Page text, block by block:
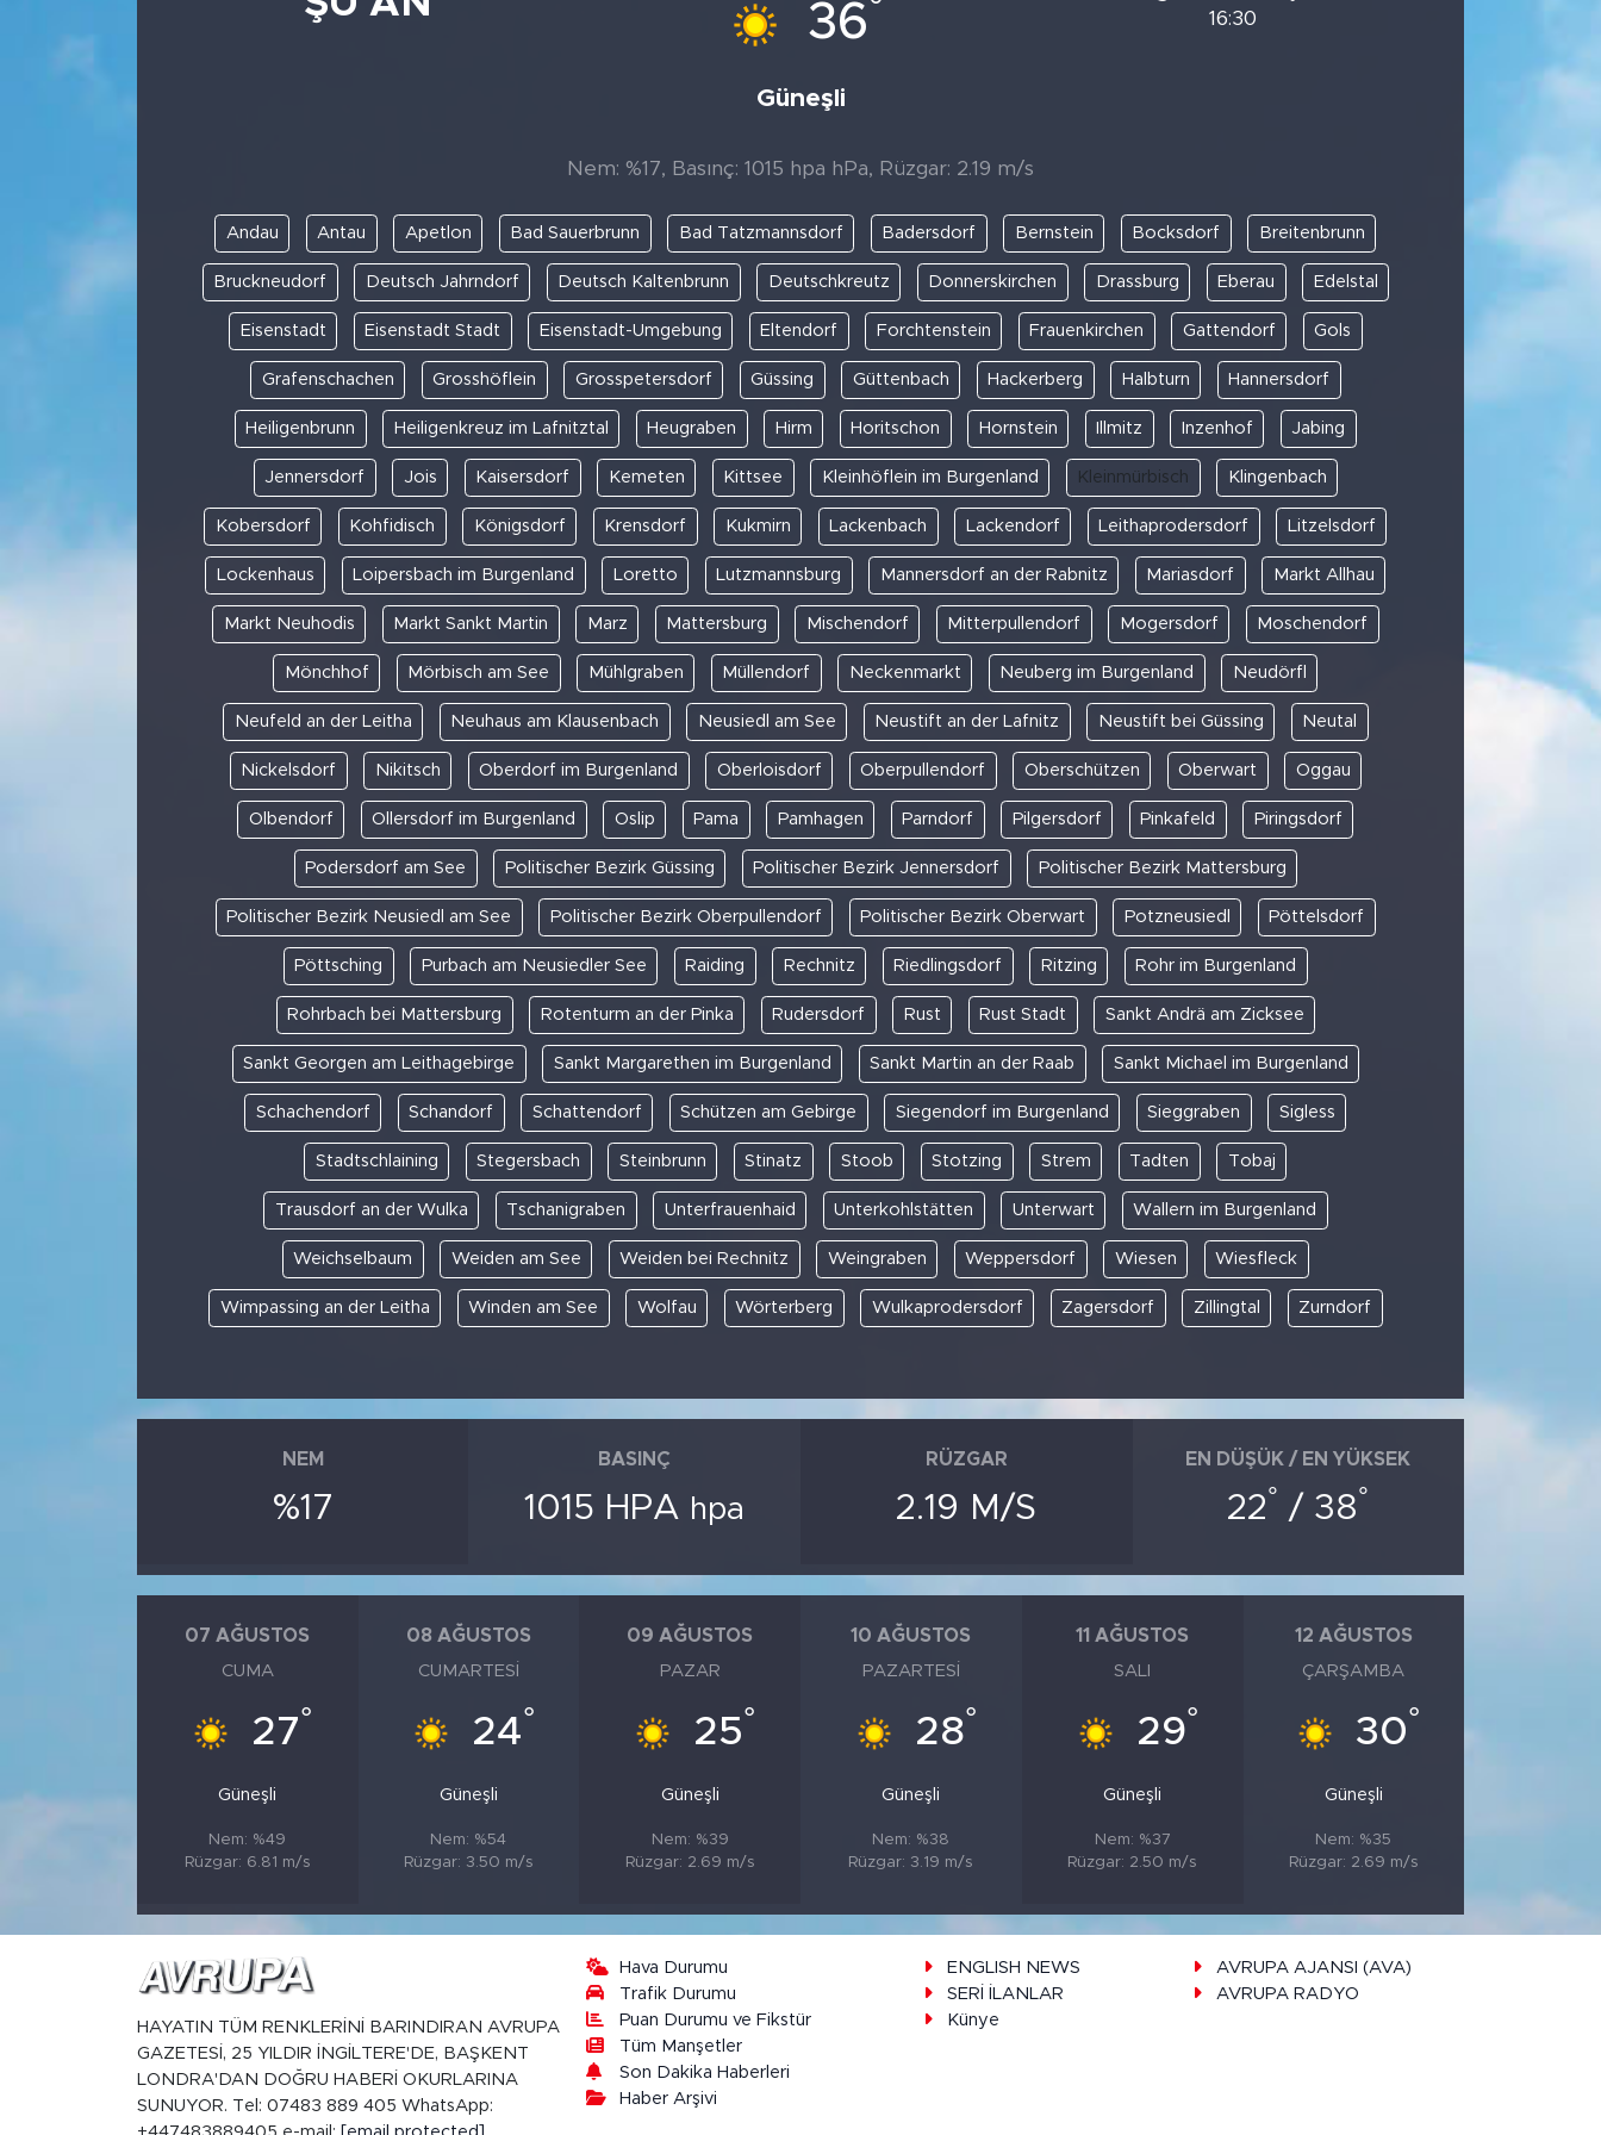
36°
Güneşli
16:30
Nem: %17, Basınç: 1015 hpa hPa, Rüzgar: 2.19 m/s
Andau Antau Apetlon Bad Sauerbrunn Bad Tatzmannsdorf Badersdorf Bernstein Bocksdorf Breitenbrunn
Bruckneudorf Deutsch Jahrndorf Deutsch Kaltenbrunn Deutschkreutz Donnerskirchen Drassburg Eberau Edelstal
Eisenstadt Eisenstadt Stadt Eisenstadt-Umgebung Eltendorf Forchtenstein Frauenkirchen Gattendorf Gols
Grafenschachen Grosshöflein Grosspetersdorf Güssing Güttenbach Hackerberg Halbturn Hannersdorf
Heiligenbrunn Heiligenkreuz im Lafnitztal Heugraben Hirm Horitschon Hornstein Illmitz Inzenhof Jabing
Jennersdorf Jois Kaisersdorf Kemeten Kittsee Kleinhöflein im Burgenland Kleinmürbisch Klingenbach
Kobersdorf Kohfidisch Königsdorf Krensdorf Kukmirn Lackenbach Lackendorf Leithaprodersdorf Litzelsdorf
Lockenhaus Loipersbach im Burgenland Loretto Lutzmannsburg Mannersdorf an der Rabnitz Mariasdorf Markt Allhau
Markt Neuhodis Markt Sankt Martin Marz Mattersburg Mischendorf Mitterpullendorf Mogersdorf Moschendorf
Mönchhof Mörbisch am See Mühlgraben Müllendorf Neckenmarkt Neuberg im Burgenland Neudörfl
Neufeld an der Leitha Neuhaus am Klausenbach Neusiedl am See Neustift an der Lafnitz Neustift bei Güssing Neutal
Nickelsdorf Nikitsch Oberdorf im Burgenland Oberloisdorf Oberpullendorf Oberschützen Oberwart Oggau
Olbendorf Ollersdorf im Burgenland Oslip Pama Pamhagen Parndorf Pilgersdorf Pinkafeld Piringsdorf
Podersdorf am See Politischer Bezirk Güssing Politischer Bezirk Jennersdorf Politischer Bezirk Mattersburg
Politischer Bezirk Neusiedl am See Politischer Bezirk Oberpullendorf Politischer Bezirk Oberwart Potzneusiedl Pöttelsdorf
Pöttsching Purbach am Neusiedler See Raiding Rechnitz Riedlingsdorf Ritzing Rohr im Burgenland
Rohrbach bei Mattersburg Rotenturm an der Pinka Rudersdorf Rust Rust Stadt Sankt Andrä am Zicksee
Sankt Georgen am Leithagebirge Sankt Margarethen im Burgenland Sankt Martin an der Raab Sankt Michael im Burgenland
Schachendorf Schandorf Schattendorf Schützen am Gebirge Siegendorf im Burgenland Sieggraben Sigless
Stadtschlaining Stegersbach Steinbrunn Stinatz Stoob Stotzing Strem Tadten Tobaj
Trausdorf an der Wulka Tschanigraben Unterfrauenhaid Unterkohlstätten Unterwart Wallern im Burgenland
Weichselbaum Weiden am See Weiden bei Rechnitz Weingraben Weppersdorf Wiesen Wiesfleck
Wimpassing an der Leitha Winden am See Wolfau Wörterberg Wulkaprodersdorf Zagersdorf Zillingtal Zurndorf
NEM
%17
BASINÇ
1015 HPA hpa
RÜZGAR
2.19 M/S
EN DÜŞÜK / EN YÜKSEK
22° / 38°
07 AĞUSTOS
CUMA
27°
Güneşli
Nem: %49
Rüzgar: 6.81 m/s
08 AĞUSTOS
CUMARTESI
24°
Güneşli
Nem: %54
Rüzgar: 3.50 m/s
09 AĞUSTOS
PAZAR
25°
Güneşli
Nem: %39
Rüzgar: 2.69 m/s
10 AĞUSTOS
PAZARTESI
28°
Güneşli
Nem: %38
Rüzgar: 3.19 m/s
11 AĞUSTOS
SALI
29°
Güneşli
Nem: %37
Rüzgar: 2.50 m/s
12 AĞUSTOS
ÇARŞAMBA
30°
Güneşli
Nem: %35
Rüzgar: 2.69 m/s
HAYATIN TÜM RENKLERİNİ BARINDIRAN AVRUPA
GAZETESİ, 25 YILDIR İNGİLTERE'DE, BAŞKENT
LONDRA'DAN DOĞRU HABERİ OKURLARINA
SUNUYOR. Tel: 07483 889 405 WhatsApp:
Hava Durumu
Trafik Durumu
Puan Durumu ve Fikstür
Tüm Manşetler
Son Dakika Haberleri
Haber Arşivi
ENGLISH NEWS
AVRUPA AJANSI (AVA)
SERİ İLANLAR
AVRUPA RADYO
Künye